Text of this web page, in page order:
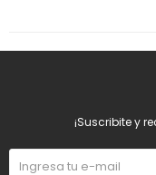
¡Suscribite y